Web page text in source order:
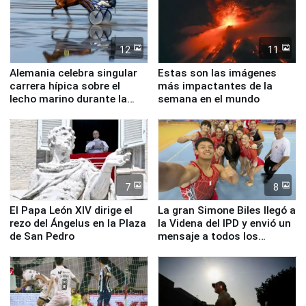
12
Alemania celebra singular
carrera hípica sobre el
lecho marino durante la
11
Estas son las imágenes
más impactantes de la
semana en el mundo
7
El Papa León XIV dirige el
rezo del Ángelus en la Plaza
de San Pedro
8
La gran Simone Biles llegó a
la Videna del IPD y envió un
mensaje a todos los